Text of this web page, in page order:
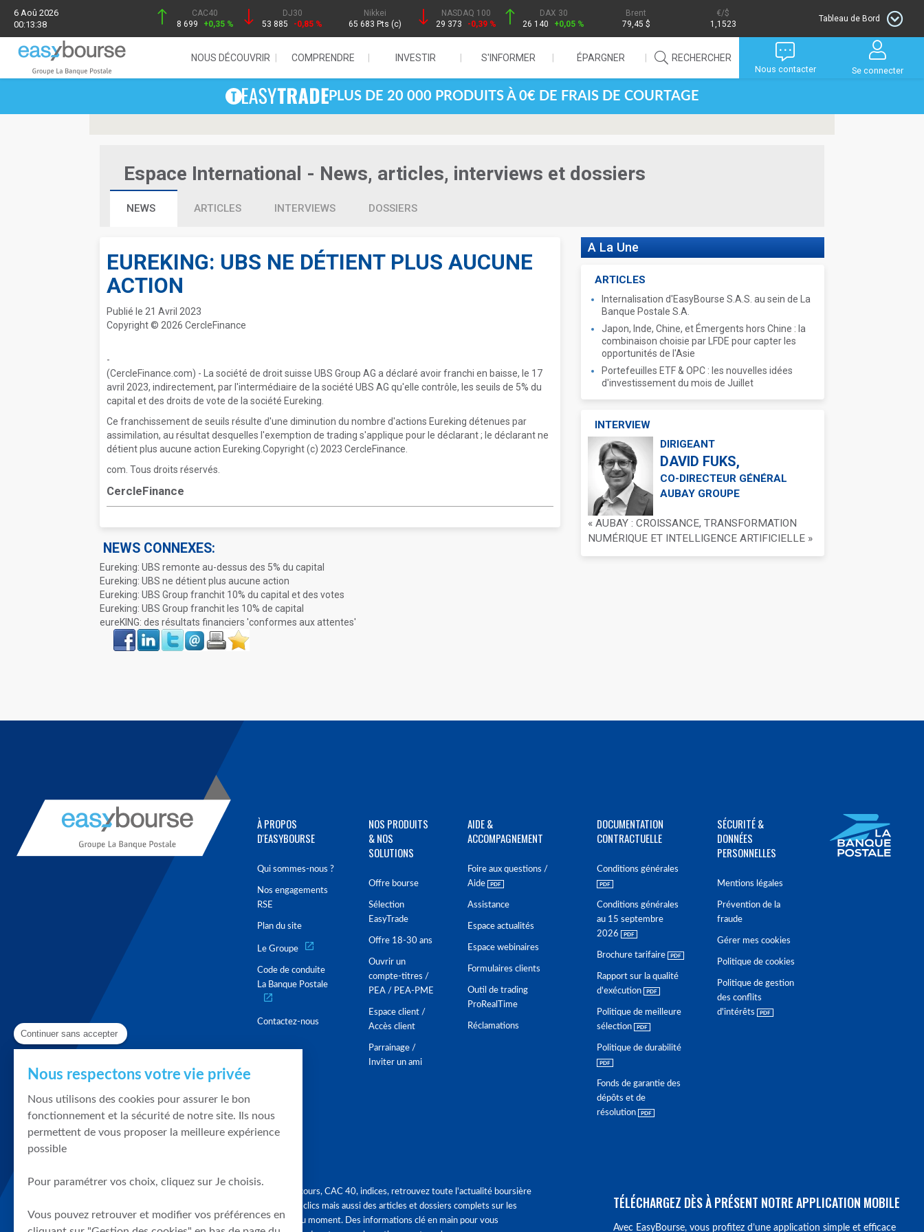
6 Aoû 2026
00:13:38
CAC40
8 699
+0,35 %
DJ30
53 885
-0,85 %
Nikkei
65 683 Pts (c)
NASDAQ 100
29 373
-0,39 %
DAX 30
26 140
+0,05 %
Brent
79,45 $
/$
1,1523
Tableau de Bord
NOUS DÉCOUVRIR COMPRENDRE INVESTIR S'INFORMER ÉPARGNER RECHERCHER
Nous contacter Se connecter
PLUS DE 20 000 PRODUITS À 0€ DE FRAIS DE COURTAGE
Espace International - News, articles, interviews et dossiers
NEWS ARTICLES INTERVIEWS DOSSIERS
EUREKING: UBS NE DÉTIENT PLUS AUCUNE
ACTION
Publié le 21 Avril 2023
Copyright © 2026 CercleFinance
-
(CercleFinance.com) - La société de droit suisse UBS Group AG a déclaré avoir franchi en baisse, le 17
avril 2023, indirectement, par l'intermédiaire de la société UBS AG qu'elle contrôle, les seuils de 5% du
capital et des droits de vote de la société Eureking.
Ce franchissement de seuils résulte d'une diminution du nombre d'actions Eureking détenues par
assimilation, au résultat desquelles l'exemption de trading s'applique pour le déclarant ; le déclarant ne
détient plus aucune action Eureking.Copyright (c) 2023 CercleFinance.
com. Tous droits réservés.
CercleFinance
NEWS CONNEXES:
Eureking: UBS remonte au-dessus des 5% du capital
Eureking: UBS ne détient plus aucune action
Eureking: UBS Group franchit 10% du capital et des votes
Eureking: UBS Group franchit les 10% de capital
eureKING: des résultats financiers 'conformes aux attentes'
Face
book
LinkIn Twitter Envoyer ImprimerFavoris
A La Une
ARTICLES
Internalisation d'EasyBourse S.A.S. au sein de La
Banque Postale S.A.
Japon, Inde, Chine, et Émergents hors Chine : la
combinaison choisie par LFDE pour capter les
opportunités de l'Asie
Portefeuilles ETF & OPC : les nouvelles idées
d'investissement du mois de Juillet
INTERVIEW
DIRIGEANT
DAVID FUKS,
CO-DIRECTEUR GÉNÉRAL
AUBAY GROUPE
« AUBAY : CROISSANCE, TRANSFORMATION
NUMÉRIQUE ET INTELLIGENCE ARTIFICIELLE »
À PROPOS
D'EASYBOURSE
Qui sommes-nous ?
Nos engagements
RSE
Plan du site
Le Groupe
Code de conduite
La Banque Postale
Contactez-nous
NOS PRODUITS
& NOS
SOLUTIONS
Offre bourse
Sélection
EasyTrade
Offre 18-30 ans
Ouvrir un
compte-titres /
PEA / PEA-PME
Espace client /
Accès client
Parrainage /
Inviter un ami
AIDE &
ACCOMPAGNEMENT
Foire aux questions /
Aide
Assistance
Espace actualités
Espace webinaires
Formulaires clients
Outil de trading
ProRealTime
Réclamations
DOCUMENTATION
CONTRACTUELLE
Conditions générales
Conditions générales
au 15 septembre
2026
Brochure tarifaire
Rapport sur la qualité
d'exécution
Politique de meilleure
sélection
Politique de durabilité
Fonds de garantie des
dépôts et de
résolution
SÉCURITÉ &
DONNÉES
PERSONNELLES
Mentions légales
Prévention de la
fraude
Gérer mes cookies
Politique de cookies
Politique de gestion
des conflits
d'intérêts
Graphique, cours, CAC 40, indices, retrouvez toute l'actualité boursière
en quelques clics mais aussi des articles et dossiers complets sur les
tendances du moment. Des informations clé en main pour vous
TÉLÉCHARGEZ DÈS À PRÉSENT NOTRE APPLICATION MOBILE
Avec EasyBourse, vous profitez d’une application simple et efficace
Continuer sans accepter
Nous respectons votre vie privée
Nous utilisons des cookies pour assurer le bon
fonctionnement et la sécurité de notre site. Ils nous
permettent de vous proposer la meilleure expérience
possible
Pour paramétrer vos choix, cliquez sur Je choisis.
Vous pouvez retrouver et modifier vos préférences en